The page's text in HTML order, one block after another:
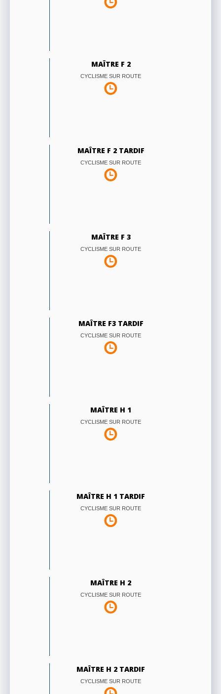
MAÎTRE F 2
CYCLISME SUR ROUTE
MAÎTRE F 2 TARDIF
CYCLISME SUR ROUTE
MAÎTRE F 3
CYCLISME SUR ROUTE
MAÎTRE F3 TARDIF
CYCLISME SUR ROUTE
MAÎTRE H 1
CYCLISME SUR ROUTE
MAÎTRE H 1 TARDIF
CYCLISME SUR ROUTE
MAÎTRE H 2
CYCLISME SUR ROUTE
MAÎTRE H 2 TARDIF
CYCLISME SUR ROUTE